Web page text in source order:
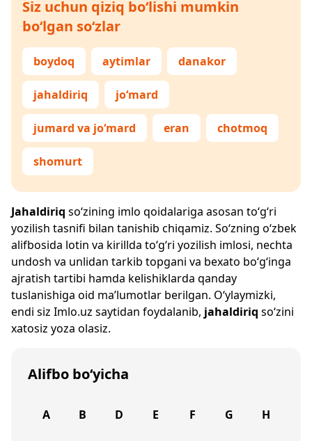
Siz uchun qiziq bo‘lishi mumkin
bo‘lgan so‘zlar
boydoq aytimlar danakor
jahaldiriq jo‘mard
jumard va jo‘mard eran chotmoq
shomurt
Jahaldiriq so‘zining imlo qoidalariga asosan to‘g‘ri
yozilish tasnifi bilan tanishib chiqamiz. So‘zning o‘zbek
alifbosida lotin va kirillda to‘g‘ri yozilish imlosi, nechta
undosh va unlidan tarkib topgani va bexato bo‘g‘inga
ajratish tartibi hamda kelishiklarda qanday
tuslanishiga oid ma’lumotlar berilgan. O‘ylaymizki,
endi siz Imlo.uz saytidan foydalanib, jahaldiriq so‘zini
xatosiz yoza olasiz.
Alifbo bo‘yicha
A B D E F G H